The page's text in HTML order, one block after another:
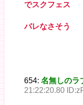
でスクフェス
バレなさそう
654: 名無しのラ
21:22:20.80